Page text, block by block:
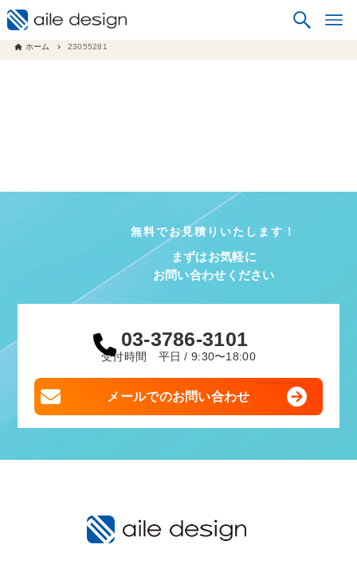
ホーム 23055281
無料でお見積りいたします！
まずはお気軽に
お問い合わせください
03-3786-3101
受付時間 平日 / 9:30〜18:00
メールでのお問い合わせ